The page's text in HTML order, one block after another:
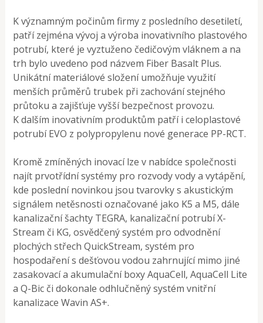
K významným počinům firmy z posledního desetiletí,
patří zejména vývoj a výroba inovativního plastového
potrubí, které je vyztuženo čedičovým vláknem a na
trh bylo uvedeno pod názvem Fiber Basalt Plus.
Unikátní materiálové složení umožňuje využití
menších průměrů trubek při zachování stejného
průtoku a zajišťuje vyšší bezpečnost provozu.
K dalším inovativním produktům patří i celoplastové
potrubí EVO z polypropylenu nové generace PP-RCT.
Kromě zmíněných inovací lze v nabídce společnosti
najít prvotřídní systémy pro rozvody vody a vytápění,
kde poslední novinkou jsou tvarovky s akustickým
signálem netěsnosti označované jako K5 a M5, dále
kanalizační šachty TEGRA, kanalizační potrubí X-
Stream či KG, osvědčený systém pro odvodnění
plochých střech QuickStream, systém pro
hospodaření s dešťovou vodou zahrnující mimo jiné
zasakovací a akumulační boxy AquaCell, AquaCell Lite
a Q-Bic či dokonale odhlučněný systém vnitřní
kanalizace Wavin AS+.